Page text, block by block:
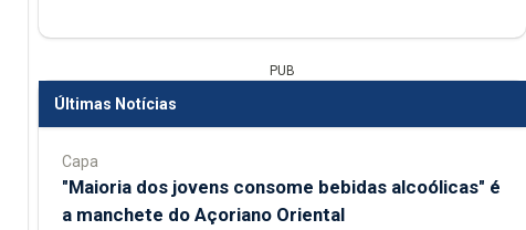
PUB
Últimas Notícias
Capa
"Maioria dos jovens consome bebidas alcoólicas" é
a manchete do Açoriano Oriental